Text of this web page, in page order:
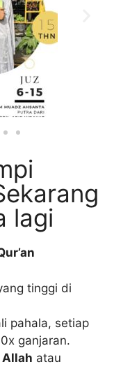
lagi
tinggi di
pahala, setiap
ganjaran.
atau